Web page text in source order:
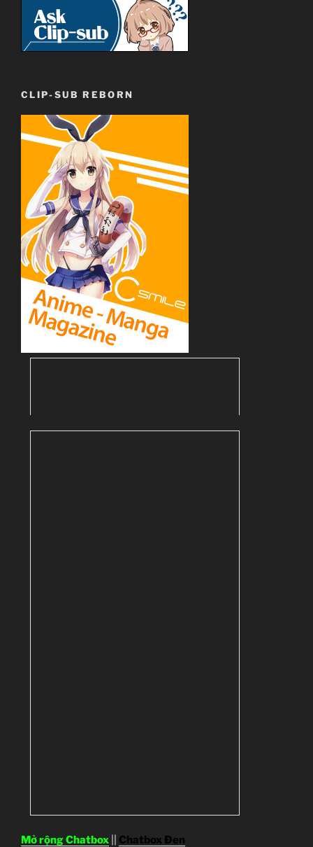
CLIP-SUB REBORN
Mở rộng Chatbox Chatbox Đen